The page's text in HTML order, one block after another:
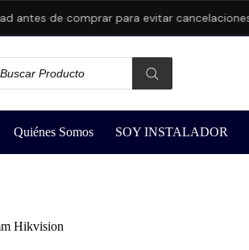
de comprar para evitar cancelaciones.
Quiénes Somos SOY INSTALADOR
Hikvision